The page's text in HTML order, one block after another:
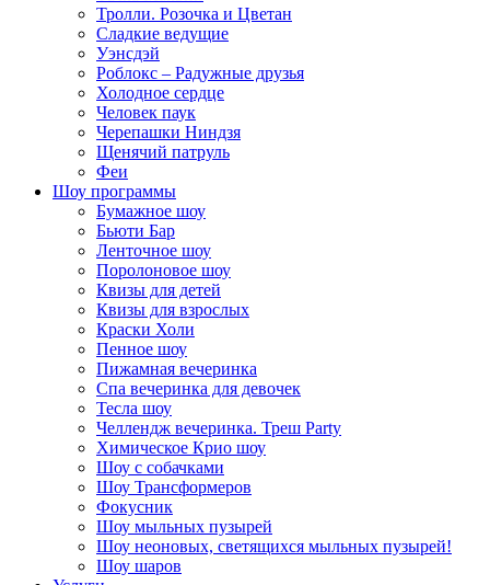
Тролли. Розочка и Цветан
Сладкие ведущие
Уэнсдэй
Роблокс – Радужные друзья
Холодное сердце
Человек паук
Черепашки Ниндзя
Щенячий патруль
Феи
Шоу программы
Бумажное шоу
Бьюти Бар
Ленточное шоу
Поролоновое шоу
Квизы для детей
Квизы для взрослых
Краски Холи
Пенное шоу
Пижамная вечеринка
Спа вечеринка для девочек
Тесла шоу
Челлендж вечеринка. Треш Party
Химическое Крио шоу
Шоу с собачками
Шоу Трансформеров
Фокусник
Шоу мыльных пузырей
Шоу неоновых, светящихся мыльных пузырей!
Шоу шаров